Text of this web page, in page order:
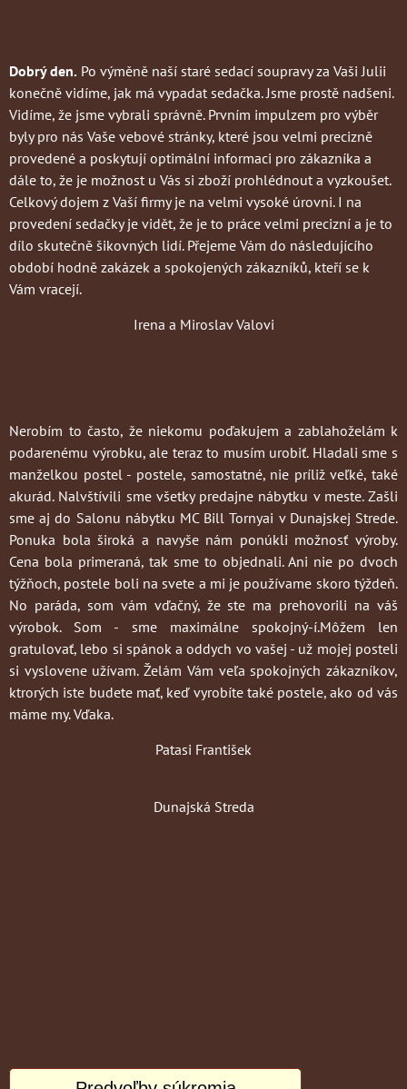
Dobrý den. Po výměně naší staré sedací soupravy za Vaši Julii
konečně vidíme, jak má vypadat sedačka. Jsme prostě nadšeni.
Vidíme, že jsme vybrali správně. Prvním impulzem pro výběr
byly pro nás Vaše vebové stránky, které jsou velmi precizně
provedené a poskytují optimální informaci pro zákazníka a
dále to, že je možnost u Vás si zboží prohlédnout a vyzkoušet.
Celkový dojem z Vaší firmy je na velmi vysoké úrovni. I na
provedení sedačky je vidět, že je to práce velmi precizní a je to
dílo skutečně šikovných lidí. Přejeme Vám do následujícího
období hodně zakázek a spokojených zákazníků, kteří se k
Vám vracejí.
Irena a Miroslav Valovi
Nerobím to často, že niekomu poďakujem a zablahoželám k
podarenému výrobku, ale teraz to musím urobiť. Hladali sme s
manželkou postel - postele, samostatné, nie príliž veľké, také
akurád. Nalvštívili sme všetky predajne nábytku v meste. Zašli
sme aj do Salonu nábytku MC Bill Tornyai v Dunajskej Strede.
Ponuka bola široká a navyše nám ponúkli možnosť výroby.
Cena bola primeraná, tak sme to objednali. Ani nie po dvoch
týžňoch, postele boli na svete a mi je používame skoro týždeň.
No paráda, som vám vďačný, že ste ma prehovorili na váš
výrobok. Som - sme maximálne spokojný-í.Môžem len
gratulovať, lebo si spánok a oddych vo vašej - už mojej posteli
si vyslovene užívam. Želám Vám veľa spokojných zákazníkov,
ktrorých iste budete mať, keď vyrobíte také postele, ako od vás
máme my. Vďaka.
Patasi František
Dunajská Streda